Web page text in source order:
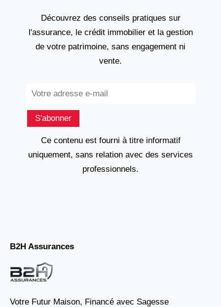
Découvrez des conseils pratiques sur
l'assurance, le crédit immobilier et la gestion
de votre patrimoine, sans engagement ni
vente.
S'abonner
Ce contenu est fourni à titre informatif
uniquement, sans relation avec des services
professionnels.
B2H Assurances
Votre Futur Maison, Financé avec Sagesse